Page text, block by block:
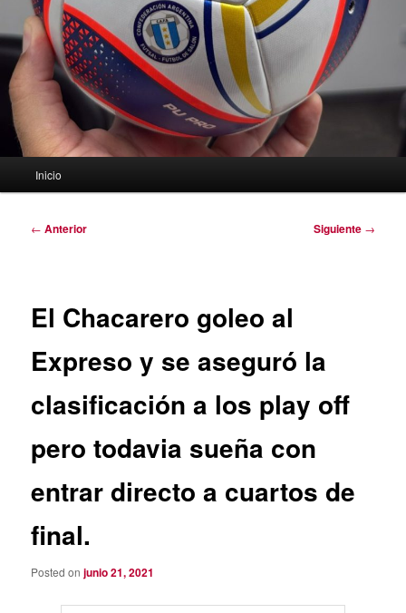
Inicio
Navegación
← Anterior Siguiente →
El Chacarero goleo al
Expreso y se aseguró la
clasificación a los play off
pero todavia sueña con
entrar directo a cuartos de
final.
Posted onjunio 21, 2021